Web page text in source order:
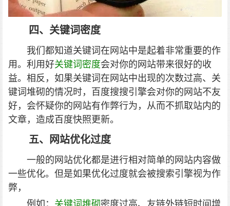
四、关键词密度
我们都知道关键词在网站中是起着非常重要的作
用。利用好关键词密度会对你的网站带来很好的收
益。相反，如果关键词在网站中出现的次数过高、关
键词堆砌的情况时，百度搜搜引擎会对你的网站不友
好，会怀疑你的网站有作弊行为，从而不抓取站内的
文章，造成百度快照更新。
五、网站优化过度
一般的网站优化都是进行相对简单的网站内容做
一些优化。但是如果优化过度就会被搜索引擎视为作
弊，
例如： 关键词堆砌密度过高、友链外链短时间增